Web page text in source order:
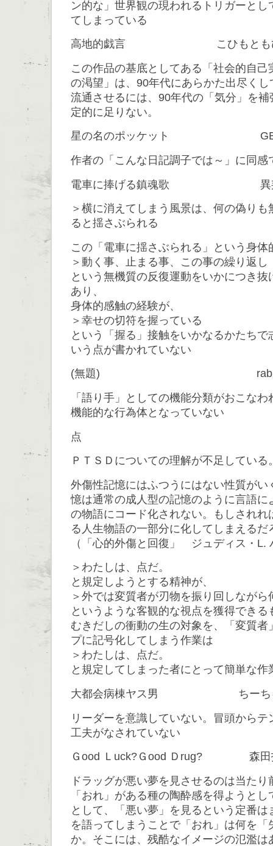
ン的な」世界観の現われるトリガーと
てしまっている
高地的戯言 こひもとも
この作品の基底としてある「社会的自
の渇望」は、90年代にあらかた出尽く
流通させるには、90年代の「気分」を
定的に足りない。
星の名のポッケット
作者の「こんな日記調子では～」に同感
電車に捧げる鎮魂歌 異
＞横に消えてしまう風景は、何の偽り
ると揺さぶられる
この「電車に揺さぶられる」という身体
＞動く事、止まる事、この事の繰り返し
という無機質の反復運動をいかにつき
あり、
身体的感触の経験が、
＞幸せの切符を握っている
という「握る」接触をいかなるかたち
いう点が書かれていない
(無題)
「語り手」としての機能分類がおこな
機能的な行為体となっていない
点
ＰＴＳＤについての理解が不足している
外傷性記憶にはふつうにはない性質がい
憶は通常の成人型の記憶のように言語に
の物語にコード化されない。もしされれ
る人生物語の一部分に化してしまえるだ
（「心的外傷と回復」 ジュディス・L.
＞わたしは、点だ。
と規定しようとする精神が、
＞外では変質者が刃物を振り回しなが
というような客観的な視点を獲得でき
むきだしの衝動の生の対象を、「変質者
プに記号化してしまう作業は
＞わたしは、点だ。
と規定してしまった者にとって簡単な作
大都会病棟ヤス男 ちーち
リーダーを意識していない。冒頭から
工夫がなされていない
Ｇood Ｌuck?Ｇood Ｄrug? 森田
ドラッグが悪い夢を見させるのは当たり
「おれ」がある種の陶酔感を得ようと
として、「悪い夢」を見るという定番
を語ってしまうことで「おれ」は何を「
か。そこには、残酷なイメージの氾濫は